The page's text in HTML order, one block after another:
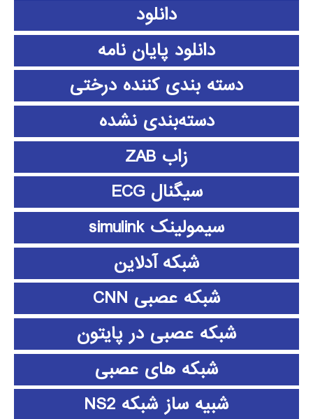
دانلود
دانلود پايان نامه
دسته بندی کننده درختی
دسته‌بندی نشده
زاب ZAB
سیگنال ECG
سیمولینک simulink
شبکه آدلاین
شبکه عصبی CNN
شبکه عصبی در پایتون
شبکه های عصبی
شبیه ساز شبکه NS2